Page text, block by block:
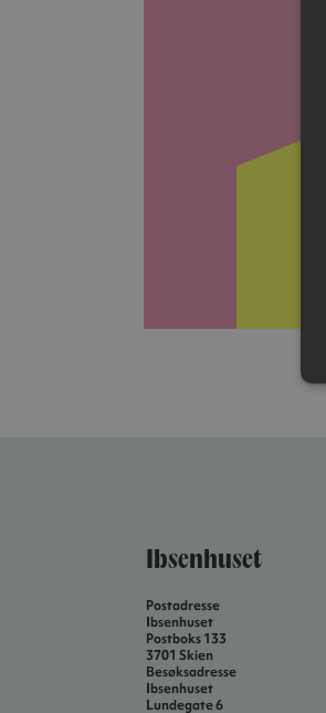
Ibsenhuset
Postadresse
Ibsenhuset
Postboks 133
3701 Skien
Besøksadresse
Ibsenhuset
Lundegate 6